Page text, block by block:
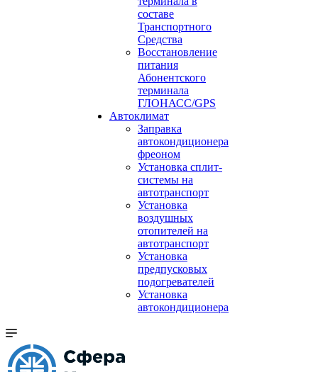
составе
Транспортного
Средства
Восстановление
питания
Абонентского
терминала
ГЛОНАСС/GPS
Автоклимат
Заправка
автокондиционера
фреоном
Установка сплит-
системы на
автотранспорт
Установка
воздушных
отопителей на
автотранспорт
Установка
предпусковых
подогревателей
Установка
автокондиционера